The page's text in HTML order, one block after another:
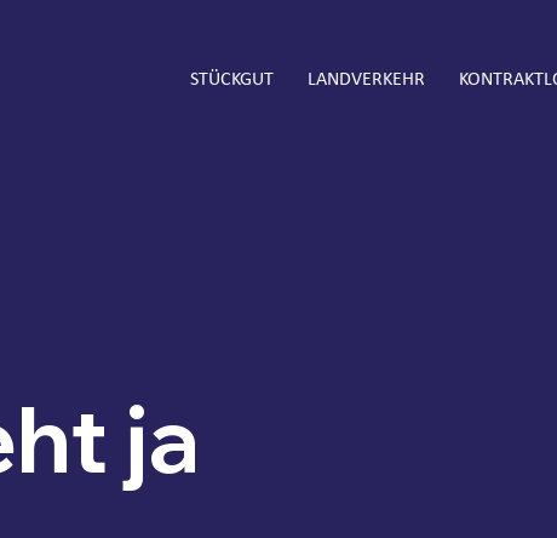
STÜCKGUT LANDVERKEHR
ja